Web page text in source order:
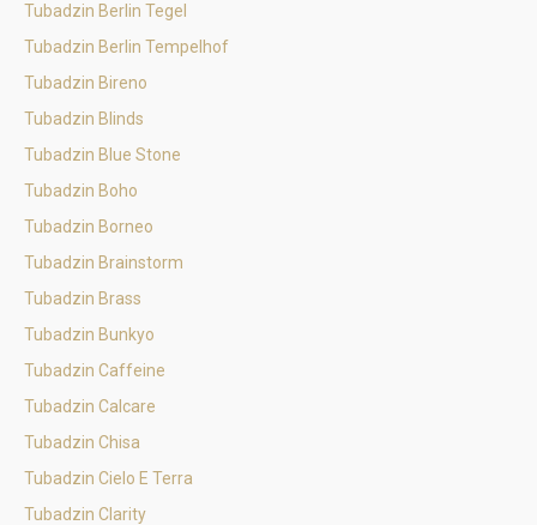
Tubadzin Berlin Tegel
Tubadzin Berlin Tempelhof
Tubadzin Bireno
Tubadzin Blinds
Tubadzin Blue Stone
Tubadzin Boho
Tubadzin Borneo
Tubadzin Brainstorm
Tubadzin Brass
Tubadzin Bunkyo
Tubadzin Caffeine
Tubadzin Calcare
Tubadzin Chisa
Tubadzin Cielo E Terra
Tubadzin Clarity